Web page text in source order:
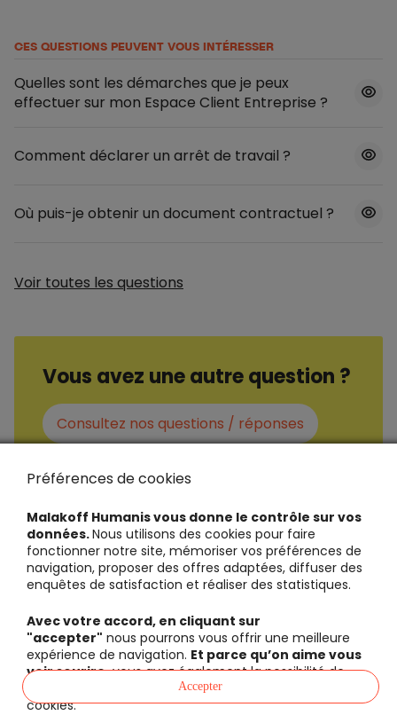
CES QUESTIONS PEUVENT VOUS INTÉRESSER
Quelles sont les démarches que je peux
effectuer sur mon Espace Client Entreprise ?
Comment déclarer un arrêt de travail ?
Où puis-je obtenir un document contractuel ?
Voir toutes les questions
Vous avez une autre question ?
Consultez nos questions / réponses
Préférences de cookies
Malakoff Humanis vous donne le contrôle sur vos
données.Nous utilisons des cookies pour faire
fonctionner notre site, mémoriser vos préférences de
navigation, proposer des offres adaptées, diffuser des
enquêtes de satisfaction et réaliser des statistiques.
Avec votre accord, en cliquant sur
"accepter" nous pourrons vous offrir une meilleure
expérience de navigation. Et parce qu’on aime vous
voir sourire,vous avez également la possibilité de
définir vous-mêmes vos préférences cookies par
cookies.
Accepter